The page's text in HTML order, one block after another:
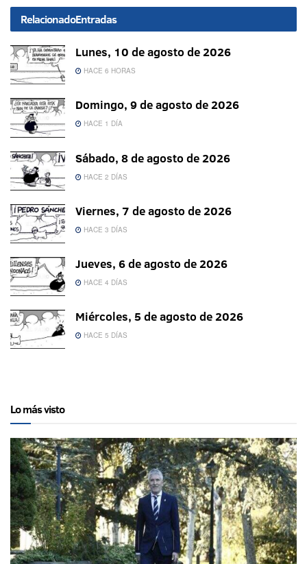
RelacionadoEntradas
Lunes, 10 de agosto de 2026
HACE 6 HORAS
Domingo, 9 de agosto de 2026
HACE 1 DÍA
Sábado, 8 de agosto de 2026
HACE 2 DÍAS
Viernes, 7 de agosto de 2026
HACE 3 DÍAS
Jueves, 6 de agosto de 2026
HACE 4 DÍAS
Miércoles, 5 de agosto de 2026
HACE 5 DÍAS
Lo más visto